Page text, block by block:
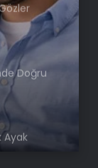
Doğru
Ayak